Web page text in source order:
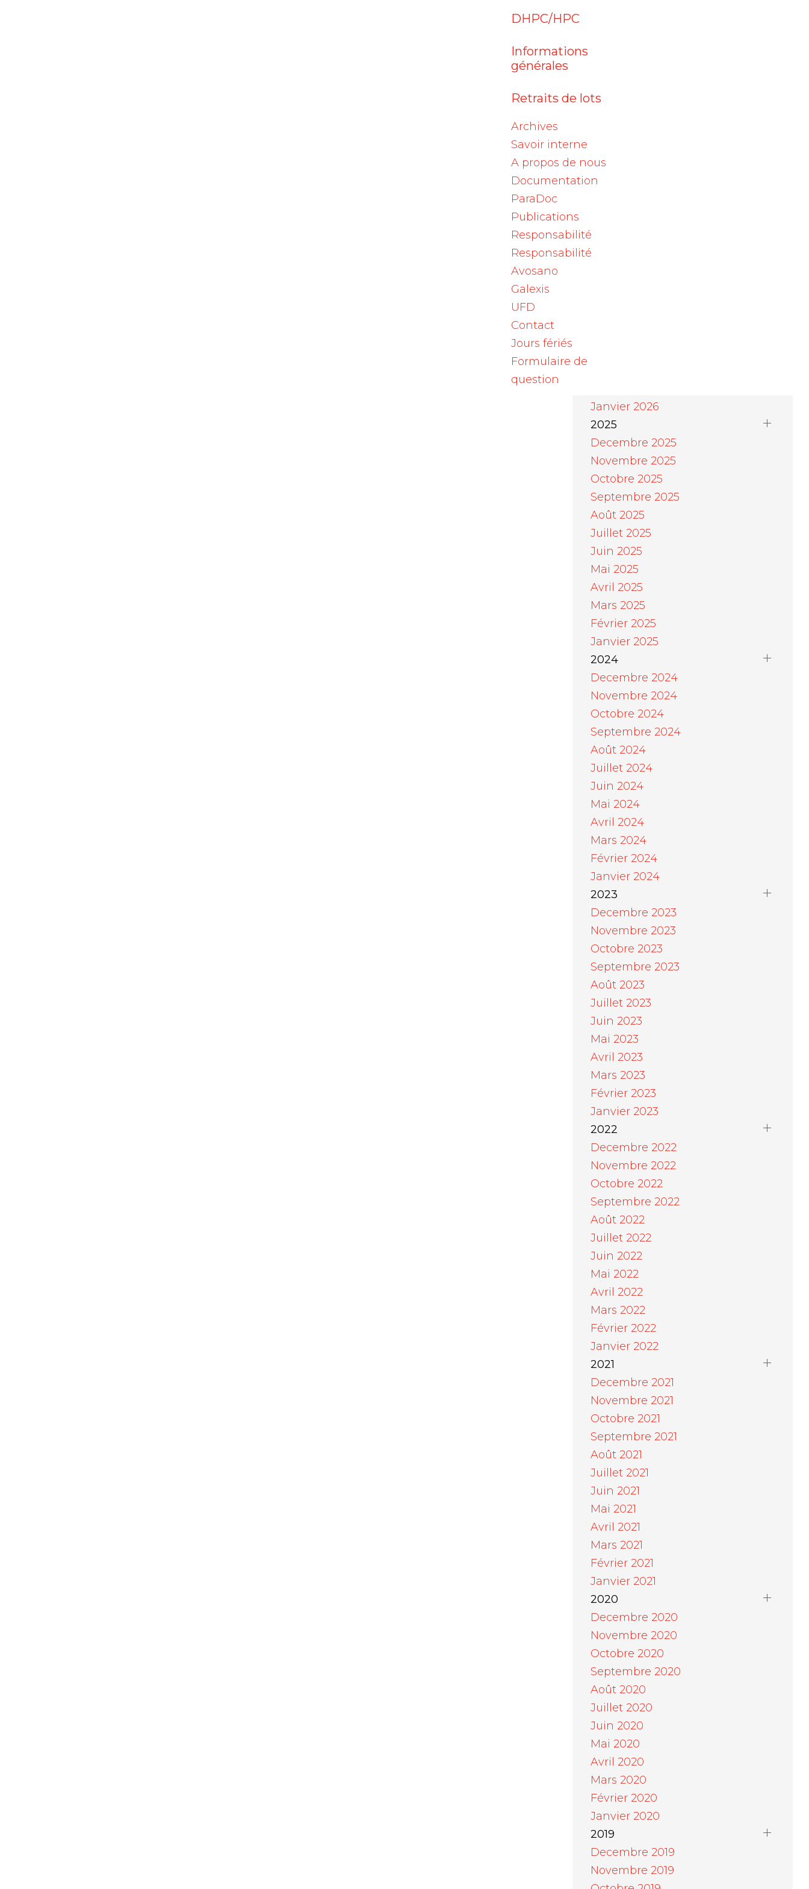
DHPC/HPC
Informations
générales
Retraits de lots
Archives
Savoir interne
A propos de nous
Documentation
ParaDoc
Publications
Responsabilité
Responsabilité
Avosano
Galexis
UFD
Contact
Jours fériés
Formulaire de
question
Archives
Janvier 2026
2025
Decembre 2025
Novembre 2025
Octobre 2025
Septembre 2025
Août 2025
Juillet 2025
Juin 2025
Mai 2025
Avril 2025
Mars 2025
Février 2025
Janvier 2025
2024
Decembre 2024
Novembre 2024
Octobre 2024
Septembre 2024
Août 2024
Juillet 2024
Juin 2024
Mai 2024
Avril 2024
Mars 2024
Février 2024
Janvier 2024
2023
Decembre 2023
Novembre 2023
Octobre 2023
Septembre 2023
Août 2023
Juillet 2023
Juin 2023
Mai 2023
Avril 2023
Mars 2023
Février 2023
Janvier 2023
2022
Decembre 2022
Novembre 2022
Octobre 2022
Septembre 2022
Août 2022
Juillet 2022
Juin 2022
Mai 2022
Avril 2022
Mars 2022
Février 2022
Janvier 2022
2021
Decembre 2021
Novembre 2021
Octobre 2021
Septembre 2021
Août 2021
Juillet 2021
Juin 2021
Mai 2021
Avril 2021
Mars 2021
Février 2021
Janvier 2021
2020
Decembre 2020
Novembre 2020
Octobre 2020
Septembre 2020
Août 2020
Juillet 2020
Juin 2020
Mai 2020
Avril 2020
Mars 2020
Février 2020
Janvier 2020
2019
Decembre 2019
Novembre 2019